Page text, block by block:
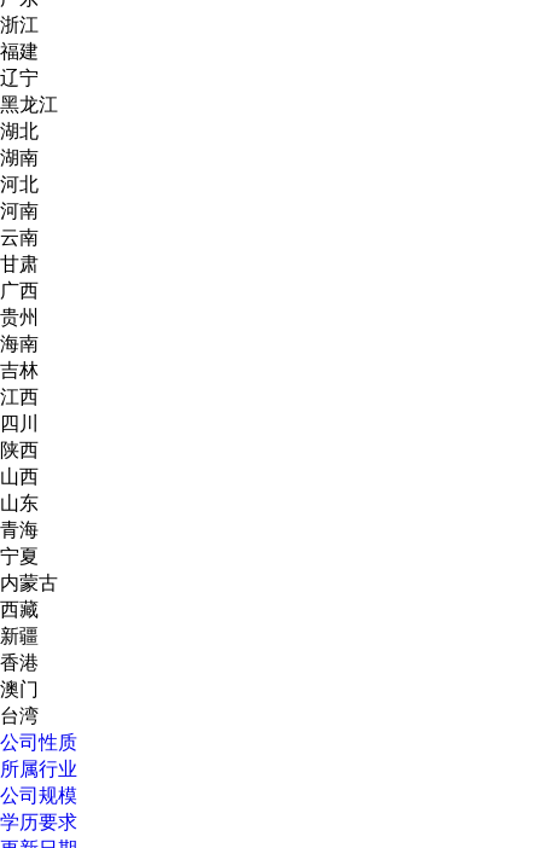
浙江
福建
辽宁
黑龙江
湖北
湖南
河北
河南
云南
甘肃
广西
贵州
海南
吉林
江西
四川
陕西
山西
山东
青海
宁夏
内蒙古
西藏
新疆
香港
澳门
台湾
公司性质
所属行业
公司规模
学历要求